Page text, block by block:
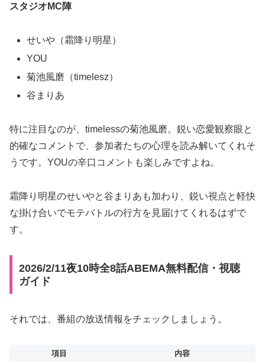
スタジオMC陣
せいや（霜降り明星）
YOU
菊池風磨（timelesz）
谷まりあ
特に注目なのが、timelessの菊池風磨。鋭い恋愛観察眼と
的確なコメントで、参加者たちの心理を読み解いてくれそ
うです。YOUの辛口コメントも楽しみですよね。
霜降り明星のせいやと谷まりあも加わり、鋭い視点と軽快
な掛け合いでモテバトルの行方を見届けてくれるはずで
す。
2026/2/11夜10時全8話ABEMA無料配信・視聴
ガイド
それでは、番組の放送情報をチェックしましょう。
項目
内容